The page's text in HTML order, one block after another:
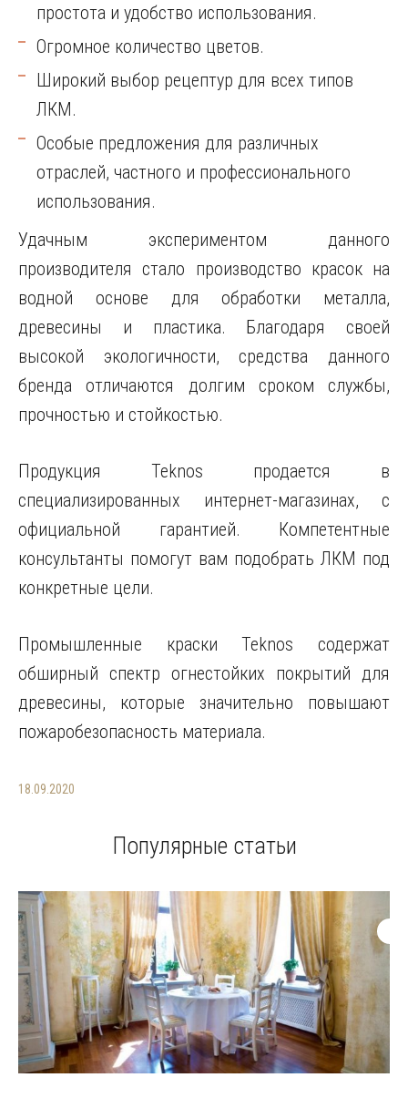
простота и удобство использования.
Огромное количество цветов.
Широкий выбор рецептур для всех типов
ЛКМ.
Особые предложения для различных
отраслей, частного и профессионального
использования.
Удачным экспериментом данного
производителя стало производство красок на
водной основе для обработки металла,
древесины и пластика. Благодаря своей
высокой экологичности, средства данного
бренда отличаются долгим сроком службы,
прочностью и стойкостью.
Продукция Teknos продается в
специализированных интернет-магазинах, с
официальной гарантией. Компетентные
консультанты помогут вам подобрать ЛКМ под
конкретные цели.
Промышленные краски Teknos содержат
обширный спектр огнестойких покрытий для
древесины, которые значительно повышают
пожаробезопасность материала.
18.09.2020
Популярные статьи